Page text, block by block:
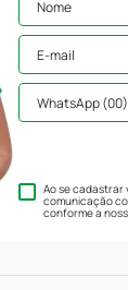
Ao se
comunicação
conforme a